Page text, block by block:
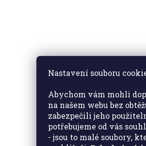
Nastavení souboru
Abychom vám mohli
na našem webu bez
zabezpečili jeho
potřebujeme od vás
- jsou to malé soubory,